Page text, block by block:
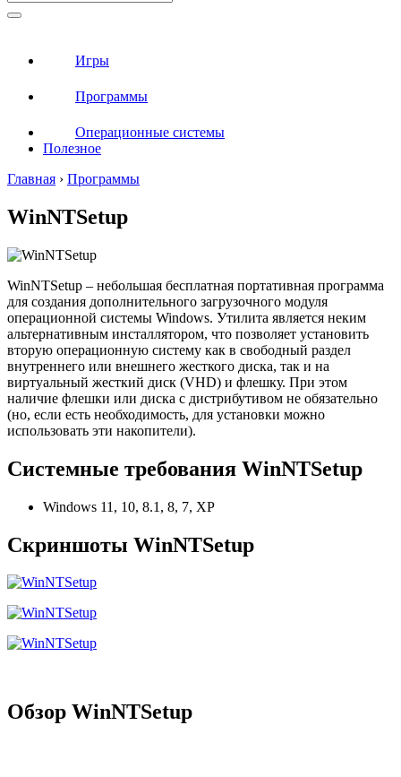
Игры
Программы
Операционные системы
Полезное
Главная › Программы
WinNTSetup
WinNTSetup – небольшая бесплатная портативная программа
для создания дополнительного загрузочного модуля
операционной системы Windows. Утилита является неким
альтернативным инсталлятором, что позволяет установить
вторую операционную систему как в свободный раздел
внутреннего или внешнего жесткого диска, так и на
виртуальный жесткий диск (VHD) и флешку. При этом
наличие флешки или диска с дистрибутивом не обязательно
(но, если есть необходимость, для установки можно
использовать эти накопители).
Системные требования WinNTSetup
Windows 11, 10, 8.1, 8, 7, XP
Скриншоты WinNTSetup
Обзор WinNTSetup